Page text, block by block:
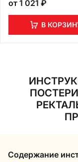
от 1 021 ₽
В
Содержание